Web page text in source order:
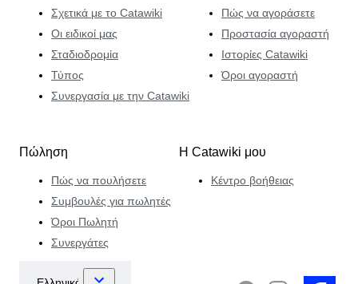
Σχετικά με το Catawiki
Οι ειδικοί μας
Σταδιοδρομία
Τύπος
Συνεργασία με την Catawiki
Πώς να αγοράσετε
Προστασία αγοραστή
Ιστορίες Catawiki
Όροι αγοραστή
Πώληση
Πώς να πουλήσετε
Συμβουλές για πωλητές
Όροι Πωλητή
Συνεργάτες
Η Catawiki μου
Κέντρο βοήθειας